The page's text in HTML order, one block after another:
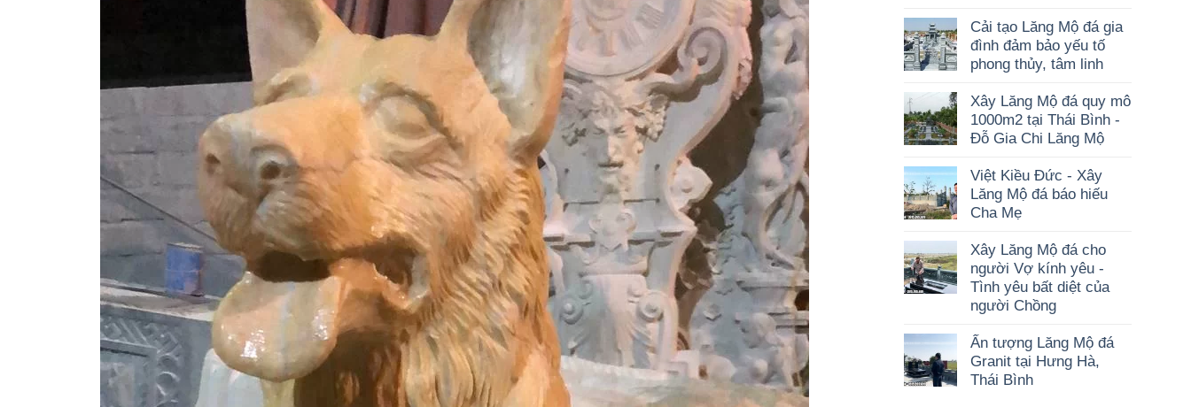
Cải tạo Lăng Mộ đá gia
đình đảm bảo yếu tố
phong thủy, tâm linh
Xây Lăng Mộ đá quy mô
1000m2 tại Thái Bình -
Đỗ Gia Chi Lăng Mộ
Việt Kiều Đức - Xây
Lăng Mộ đá báo hiếu
Cha Mẹ
Xây Lăng Mộ đá cho
người Vợ kính yêu -
Tình yêu bất diệt của
người Chồng
Ấn tượng Lăng Mộ đá
Granit tại Hưng Hà,
Thái Bình